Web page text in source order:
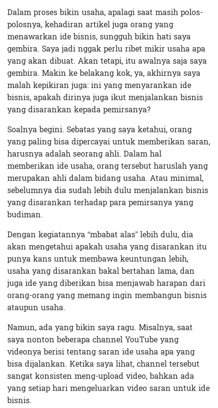
Dalam proses bikin usaha, apalagi saat masih polos-
polosnya, kehadiran artikel juga orang yang
menawarkan ide bisnis, sungguh bikin hati saya
gembira. Saya jadi nggak perlu ribet mikir usaha apa
yang akan dibuat. Akan tetapi, itu awalnya saja saya
gembira. Makin ke belakang kok, ya, akhirnya saya
malah kepikiran juga: ini yang menyarankan ide
bisnis, apakah dirinya juga ikut menjalankan bisnis
yang disarankan kepada pemirsanya?
Soalnya begini. Sebatas yang saya ketahui, orang
yang paling bisa dipercayai untuk memberikan saran,
harusnya adalah seorang ahli. Dalam hal
memberikan ide usaha, orang tersebut haruslah yang
merupakan ahli dalam bidang usaha. Atau minimal,
sebelumnya dia sudah lebih dulu menjalankan bisnis
yang disarankan terhadap para pemirsanya yang
budiman.
Dengan kegiatannya “mbabat alas” lebih dulu, dia
akan mengetahui apakah usaha yang disarankan itu
punya kans untuk membawa keuntungan lebih,
usaha yang disarankan bakal bertahan lama, dan
juga ide yang diberikan bisa menjawab harapan dari
orang-orang yang memang ingin membangun bisnis
ataupun usaha.
Namun, ada yang bikin saya ragu. Misalnya, saat
saya nonton beberapa channel YouTube yang
videonya berisi tentang saran ide usaha apa yang
bisa dijalankan. Ketika saya lihat, channel tersebut
sangat konsisten meng-upload video, bahkan ada
yang setiap hari mengeluarkan video saran untuk ide
bisnis.